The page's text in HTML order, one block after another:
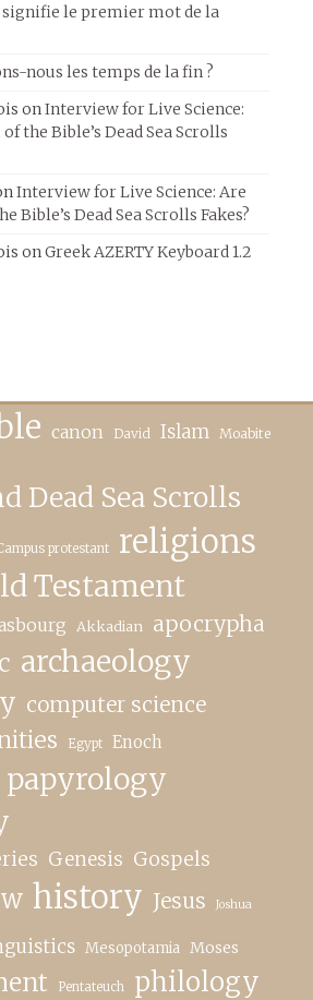
signifie le premier mot de la
nous les temps de la fin ?
on Interview for Live Science:
the Bible’s Dead Sea Scrolls
Interview for Live Science: Are
Bible’s Dead Sea Scrolls Fakes?
on Greek AZERTY Keyboard 1.2
canon David Islam Moabite
Dead Sea Scrolls
protestant religions
Testament
Akkadian apocrypha
archaeology
computer science
Egypt Enoch
Genesis Gospels
history Jesus Joshua
Mesopotamia Moses
Pentateuch philology